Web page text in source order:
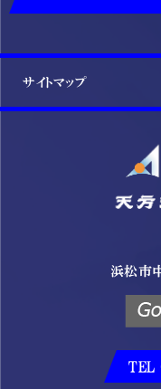
サイトマップ
浜松市
TEL